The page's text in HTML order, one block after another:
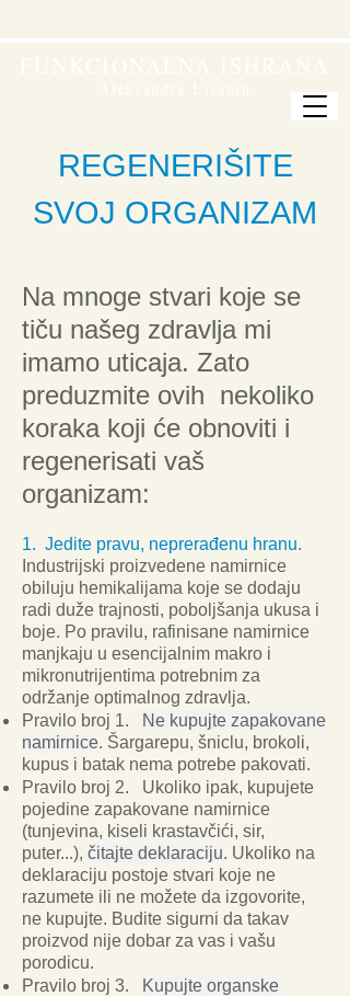
REGENERIŠITE
SVOJ ORGANIZAM
Na mnoge stvari koje se
tiču našeg zdravlja mi
imamo uticaja. Zato
preduzmite ovih nekoliko
koraka koji će obnoviti i
regenerisati vaš
organizam:
1. Jedite pravu, neprerađenu hranu.
Industrijski proizvedene namirnice
obiluju hemikalijama koje se dodaju
radi duže trajnosti, poboljšanja ukusa i
boje. Po pravilu, rafinisane namirnice
manjkaju u esencijalnim makro i
mikronutrijentima potrebnim za
održanje optimalnog zdravlja.
Pravilo broj 1.
Ne kupujte zapakovane
namirnice. Šargarepu, šniclu, brokoli,
kupus i batak nema potrebe pakovati.
Pravilo broj 2. Ukoliko ipak, kupujete
pojedine zapakovane namirnice
(tunjevina, kiseli krastavčići, sir,
puter...), čitajte deklaraciju. Ukoliko na
deklaraciju postoje stvari koje ne
razumete ili ne možete da izgovorite,
ne kupujte. Budite sigurni da takav
proizvod nije dobar za vas i vašu
porodicu.
Pravilo broj 3.
Kupujte organske